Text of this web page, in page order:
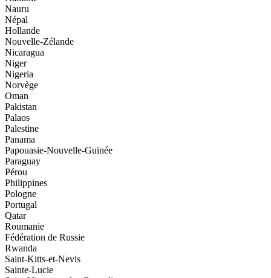
Nauru
Népal
Hollande
Nouvelle-Zélande
Nicaragua
Niger
Nigeria
Norvège
Oman
Pakistan
Palaos
Palestine
Panama
Papouasie-Nouvelle-Guinée
Paraguay
Pérou
Philippines
Pologne
Portugal
Qatar
Roumanie
Fédération de Russie
Rwanda
Saint-Kitts-et-Nevis
Sainte-Lucie